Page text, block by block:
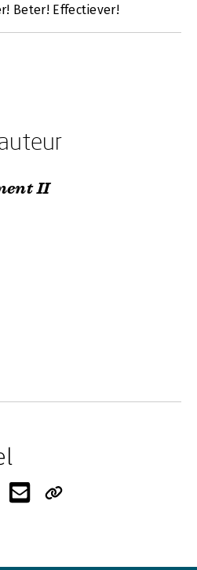
Beter! Effectiever!
II